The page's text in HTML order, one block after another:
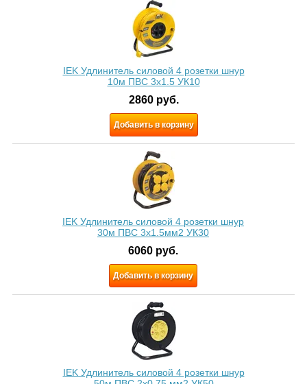
IEK Удлинитель силовой 4 розетки шнур
10м ПВС 3x1.5 УК10
2860 руб.
Добавить в корзину
IEK Удлинитель силовой 4 розетки шнур
30м ПВС 3х1.5мм2 УК30
6060 руб.
Добавить в корзину
IEK Удлинитель силовой 4 розетки шнур